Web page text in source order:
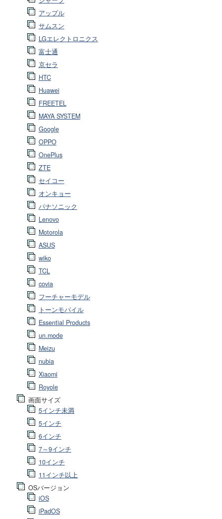
アップル
サムスン
LGエレクトロニクス
富士通
京セラ
HTC
Huawei
FREETEL
MAYA SYSTEM
Google
OPPO
OnePlus
ZTE
セイコー
オンキョー
パナソニック
Lenovo
Motorola
ASUS
wiko
TCL
covia
フーチャーモデル
トーンモバイル
Essential Products
un.mode
Meizu
nubia
Xiaomi
Royole
画面サイズ
5インチ未満
5インチ
6インチ
7～9インチ
10インチ
11インチ以上
OSバージョン
iOS
iPadOS